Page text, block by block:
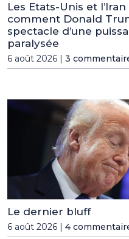
Les Etats-Unis et l’Iran
comment Donald
spectacle d’une
paralysée
6 août 2026 | 3
Le dernier bluff
6 août 2026 | 4